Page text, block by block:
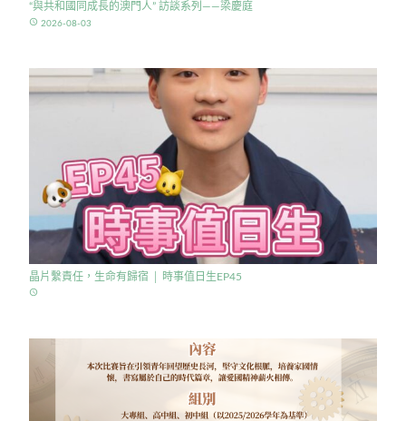
“與共和國同成長的澳門人” 訪談系列——梁慶庭
access_time 2026-08-03
晶片繫責任，生命有歸宿 │ 時事值日生EP45
access_time